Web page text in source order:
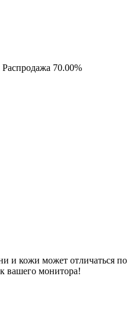
Распродажа 70.00%
и кожи может отличаться по
вашего монитора!